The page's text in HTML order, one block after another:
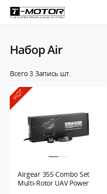
Набор Air
Всего3 Запись шт.
HOT
Airgear 355 Combo Set
Multi-Rotor UAV Power